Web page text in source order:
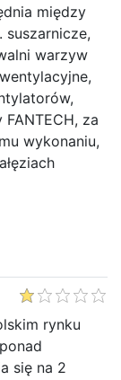
między
suszarnicze,
warzyw
za
wykonaniu,
rynku
się na 2